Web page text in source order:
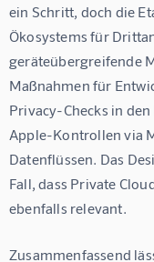
ein Schritt, doch die
Ökosystems für
geräteübergreifende
Maßnahmen für
Privacy-Checks in
Apple-Kontrollen via
Datenflüssen. Das
Fall, dass Private
ebenfalls relevant.
Zusammenfassend